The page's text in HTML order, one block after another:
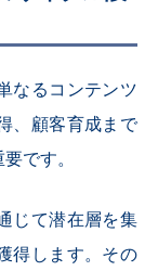
なるコンテンツ
、顧客育成まで
です。
じて潜在層を集
得します。その